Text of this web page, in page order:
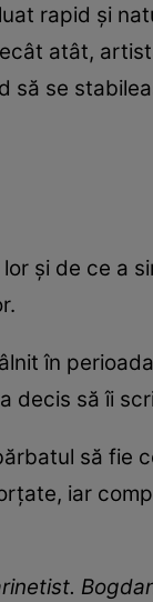
rapid și
atât,
să se
și de ce a
în
decis să îi
să fie
iar